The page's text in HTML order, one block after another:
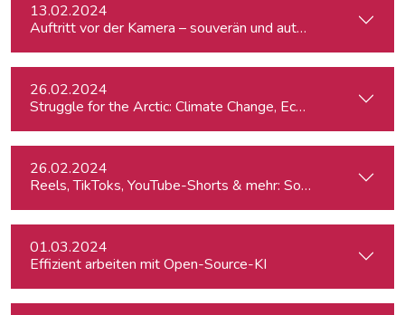
13.02.2024
Auftritt vor der Kamera – souverän und authentisch
26.02.2024
26.02.2024
Reels, TikToks, YouTube-Shorts & mehr: Social Media-
01.03.2024
Effizient arbeiten mit Open-Source-KI